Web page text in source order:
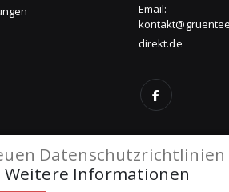
Weitere Informationen
Email:
direkt.de